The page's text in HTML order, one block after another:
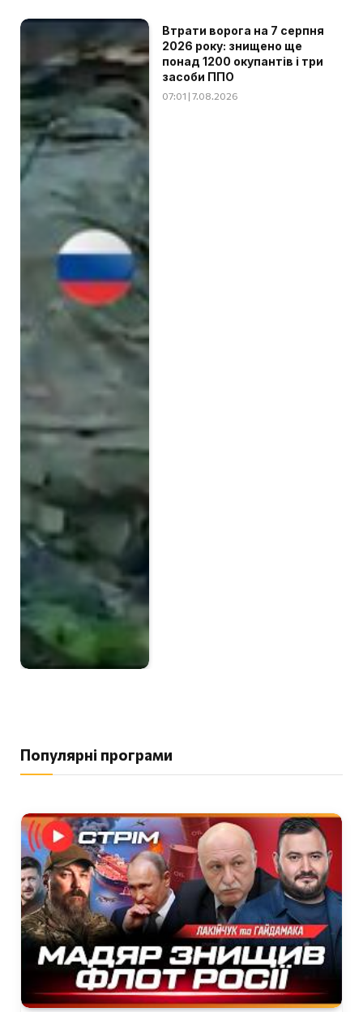
Втрати ворога на 7 серпня
2026 року: знищено ще
понад 1200 окупантів і три
засоби ППО
07:01 | 7.08.2026
Популярні програми